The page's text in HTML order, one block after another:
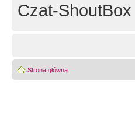
Czat-
Strona główna